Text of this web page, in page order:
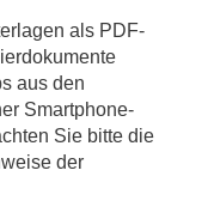
als PDF-
aus den
Smartphone-
Sie bitte die
der